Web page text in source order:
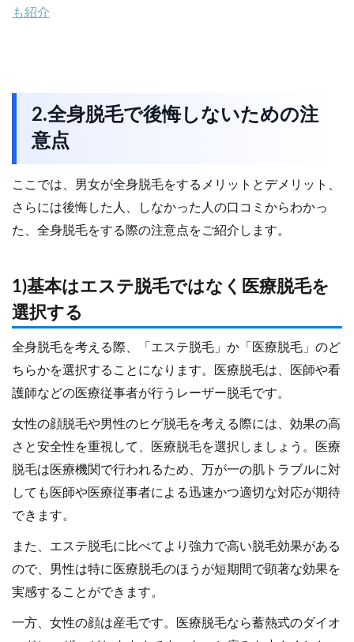
も紹介
2.全身脱毛で後悔しないための注
意点
ここでは、男女が全身脱毛をするメリットとデメリット、
さらには後悔した人、しなかった人の口コミからわかっ
た、全身脱毛をする際の注意点をご紹介します。
1)基本はエステ脱毛ではなく医療脱毛を
選択する
全身脱毛を考える際、「エステ脱毛」か「医療脱毛」のど
ちらかを選択することになります。医療脱毛は、医師や看
護師などの医療従事者が行うレーザー脱毛です。
女性の顔脱毛や男性のヒゲ脱毛を考える際には、効果の高
さと安全性を重視して、医療脱毛を選択しましょう。医療
脱毛は医療機関で行われるため、万が一の肌トラブルに対
しても医師や医療従事者による迅速かつ適切な対応が期待
できます。
また、エステ脱毛に比べてより強力で高い脱毛効果がある
ので、男性は特に医療脱毛のほうが短期間で顕著な効果を
実感することができます。
一方、女性の顔は産毛です。医療脱毛なら蓄熱式のダイオ